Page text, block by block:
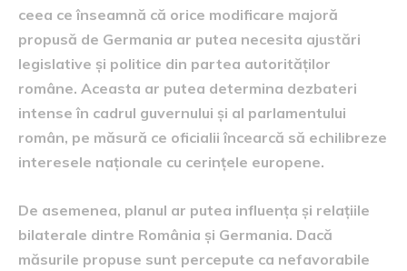
ceea ce înseamnă că orice modificare majoră
propusă de Germania ar putea necesita ajustări
legislative și politice din partea autorităților
române. Aceasta ar putea determina dezbateri
intense în cadrul guvernului și al parlamentului
român, pe măsură ce oficialii încearcă să echilibreze
interesele naționale cu cerințele europene.
De asemenea, planul ar putea influența și relațiile
bilaterale dintre România și Germania. Dacă
măsurile propuse sunt percepute ca nefavorabile